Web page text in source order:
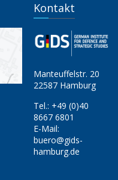
Kontakt
Manteuffelstr. 20
22587 Hamburg
Tel.: +49 (0)40
8667 6801
E-Mail:
buero@gids-
hamburg.de